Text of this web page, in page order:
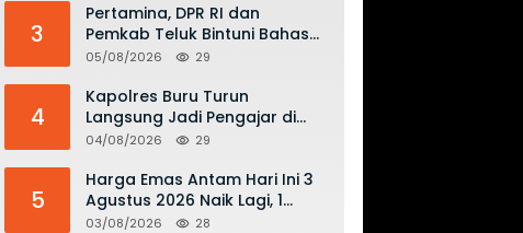
BBM
3
Pertamina, DPR RI dan
Pemkab Teluk Bintuni Bahas
Penguatan Distribusi BBM dan
05/08/2026 29
4
Kapolres Buru Turun
Langsung Jadi Pengajar di
SMAN 2, Edukasi Kesadaran
04/08/2026 29
5
Harga Emas Antam Hari Ini 3
Agustus 2026 Naik Lagi, 1
Gram Tembus Rp 2,61 Juta
03/08/2026 28